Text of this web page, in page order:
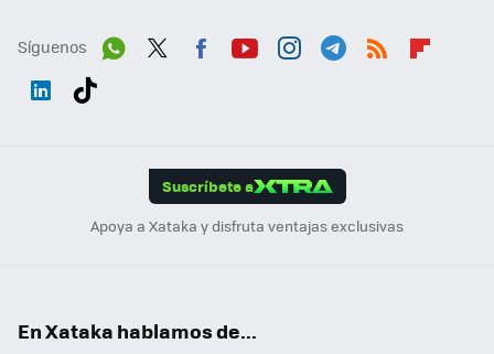
Síguenos
Suscríbete a
Apoya a Xataka y disfruta ventajas exclusivas
En Xataka hablamos de...